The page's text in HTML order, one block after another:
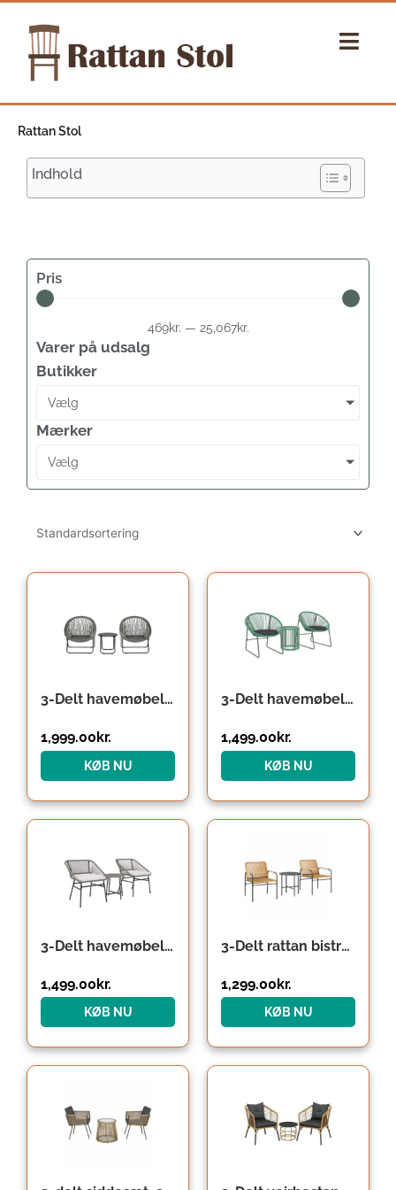
indholdet
Rattan Stol
Indhold
Pris
469kr. — 25,067kr.
Varer på udsalg
Butikker
Vælg
Mærker
Vælg
3-Delt havemøbelsæt i rattan med 2 stole og 1 klapbord, grå
1,999.00 kr.
KØB NU
3-Delt havemøbelsæt, 1 bord, 2 stole, glasbordplade, plastikrattan omkring stålramme, bløde hynder, grøn
1,499.00 kr.
KØB NU
3-Delt havemøbelsæt, 1 bord, 2 stole, rottingvævning, stålstel, sofabord med glasplade, mørkegrå
1,499.00kr.
KØB NU
3-Delt rattan bistrosæt, siddegruppe, havemøbler med 2 havestole, sofabord 54 x 66 x 76 cm, gul
1,299.00kr.
KØB NU